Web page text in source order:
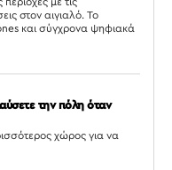
με τις
στον αιγιαλό. Το
και σύγχρονα ψηφιακά
την πόλη όταν
χώρος για να